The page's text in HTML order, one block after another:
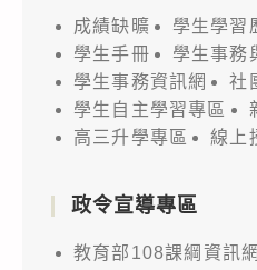
成績缺曠
學生學習
學生手冊
學生事務
學生事務資訊網
社
學生自主學習專區
高三升學專區
線上
政令宣導專區
教育部108課綱資訊網